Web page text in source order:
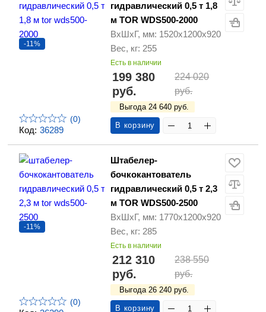
Код: 36289
-11%
(0)
гидравлический 0,5 т 1,8
м TOR WDS500-2000
ВхШхГ, мм: 1520х1200х920
Вес, кг: 255
Есть в наличии
199 380
руб.
224 020
руб.
Выгода 24 640 руб.
В корзину
-11%
(0)
Штабелер-
бочкокантователь
гидравлический 0,5 т 2,3
м TOR WDS500-2500
ВхШхГ, мм: 1770х1200х920
Вес, кг: 285
Есть в наличии
212 310
руб.
238 550
руб.
Выгода 26 240 руб.
В корзину